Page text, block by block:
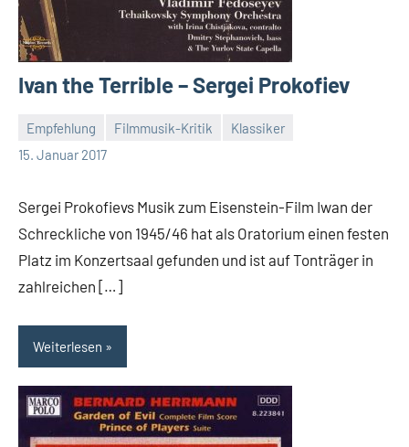
Ivan the Terrible – Sergei Prokofiev
Empfehlung Filmmusik-Kritik
Klassiker
15. Januar 2017
Mike
Sergei Prokofievs Musik zum Eisenstein-Film Iwan der
Schreckliche von 1945/46 hat als Oratorium einen festen
Platz im Konzertsaal gefunden und ist auf Tonträger in
zahlreichen […]
Weiterlesen